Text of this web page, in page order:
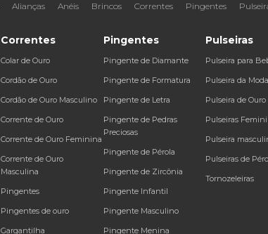
Alianças Anéis Brincos Correntes Pingentes
Correntes
Colar de Ouro
Cordão de Ouro
Cordão de Ouro Masculino
Corrente de Ouro
Corrente de Ouro Feminina
Corrente de Ouro
Masculina
Pingentes
Pingentes de ouro
Gargantilha
Pingentes
Pingente de Diamante
Pingente de Formatura
Pingente de Letra
Pingente de Pedras
Preciosas
Pingente de Pérola
Pingente de Zircônia
Pingente Infantil
Pingente Masculino
Pingente Menina
Pulseiras
Pulseira para
Pulseira da Moda
Pulseira de Ouro
Pulseiras
Pulseira
Pulseiras de
Tornozeleiras